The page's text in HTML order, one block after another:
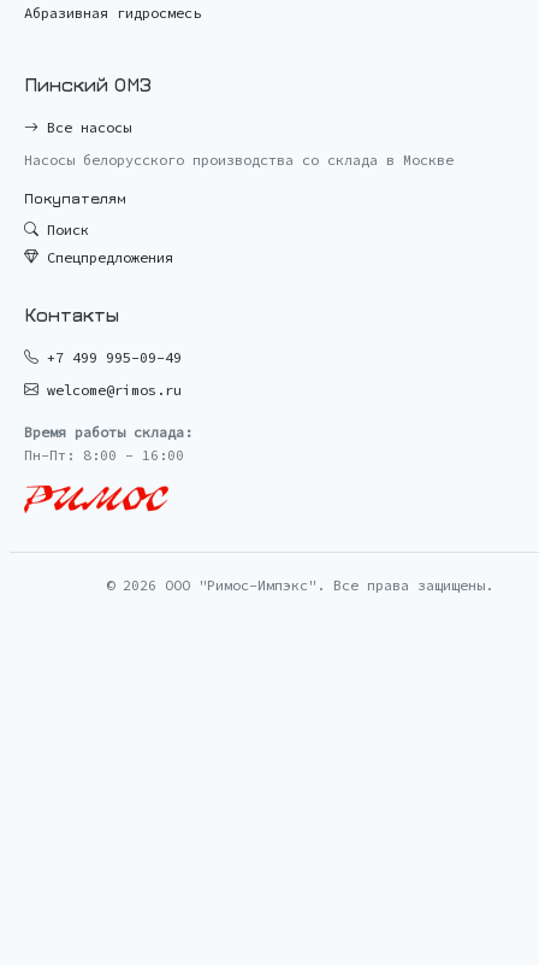
Абразивная гидросмесь
Пинский ОМЗ
Все насосы
Насосы белорусского производства со склада в Москве
Покупателям
Поиск
Спецпредложения
Контакты
+7 499 995-09-49
welcome@rimos.ru
Время работы склада:
Пн-Пт: 8:00 - 16:00
© 2026 ООО "Римос-Импэкс". Все права защищены.